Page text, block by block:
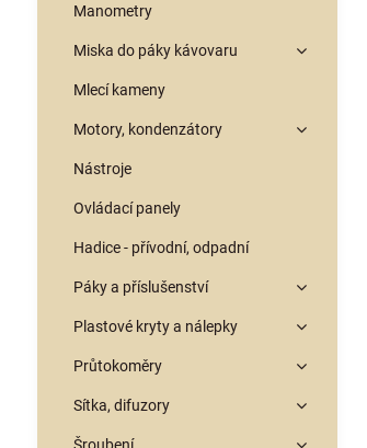
Manometry
Miska do páky kávovaru
Mlecí kameny
Motory, kondenzátory
Nástroje
Ovládací panely
Hadice - přívodní, odpadní
Páky a příslušenství
Plastové kryty a nálepky
Průtokoměry
Sítka, difuzory